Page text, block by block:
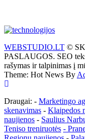
WEBSTUDIO.LT ©
PASLAUGOS. SEO
rašymas ir talpinimas į
Theme: Hot News By
Draugai: - Marketingo
skenavimas - Klaipedos
naujienos - Saulius
Teniso treniruotės -